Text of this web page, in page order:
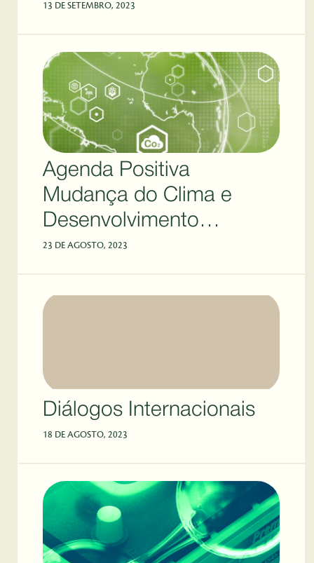
13 DE SETEMBRO, 2023
Agenda Positiva
Mudança do Clima e
Desenvolvimento
Sustentável
23 DE AGOSTO, 2023
Diálogos Internacionais
18 DE AGOSTO, 2023